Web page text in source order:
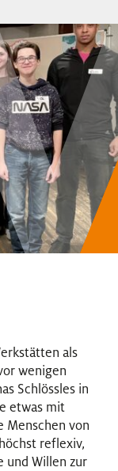
als
wenigen
Schlössles in
etwas mit
Menschen von
reflexiv,
und Willen zur